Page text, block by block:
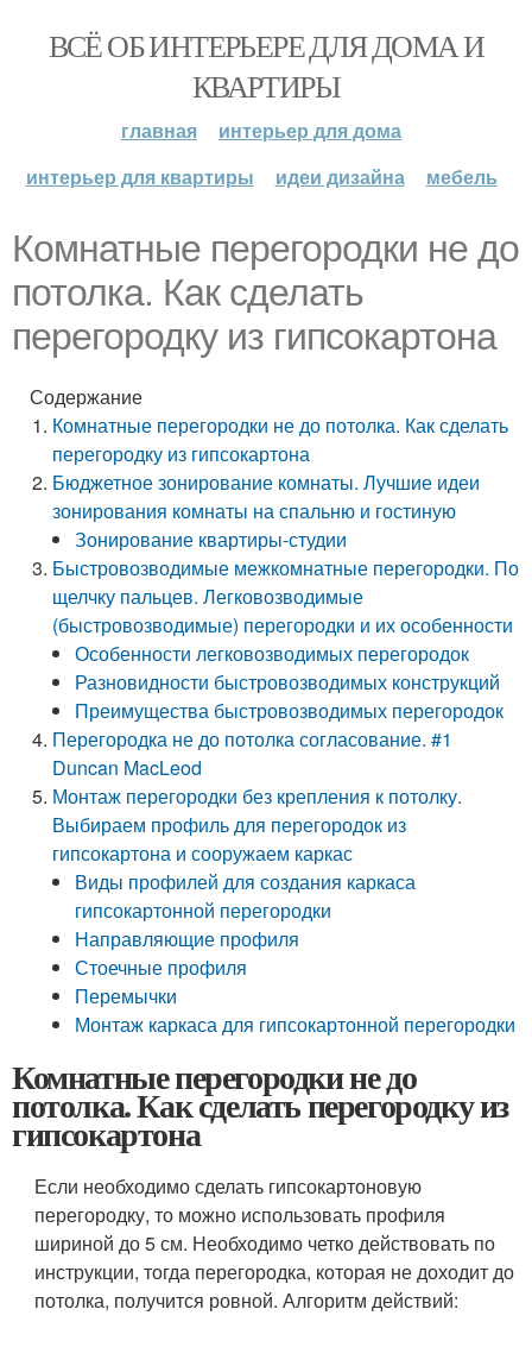
ВСЁ ОБ ИНТЕРЬЕРЕ ДЛЯ ДОМА И
КВАРТИРЫ
главная
интерьер для дома
интерьер для квартиры
идеи дизайна мебель
Комнатные перегородки не до
потолка. Как сделать
перегородку из гипсокартона
Содержание
Комнатные перегородки не до потолка. Как сделать
перегородку из гипсокартона
Бюджетное зонирование комнаты. Лучшие идеи
зонирования комнаты на спальню и гостиную
Зонирование квартиры-студии
Быстровозводимые межкомнатные перегородки. По
щелчку пальцев. Легковозводимые
(быстровозводимые) перегородки и их особенности
Особенности легковозводимых перегородок
Разновидности быстровозводимых конструкций
Преимущества быстровозводимых перегородок
Перегородка не до потолка согласование. #1
Duncan MacLeod
Монтаж перегородки без крепления к потолку.
Выбираем профиль для перегородок из
гипсокартона и сооружаем каркас
Виды профилей для создания каркаса
гипсокартонной перегородки
Направляющие профиля
Стоечные профиля
Перемычки
Монтаж каркаса для гипсокартонной перегородки
Комнатные перегородки не до
потолка. Как сделать перегородку из
гипсокартона
Если необходимо сделать гипсокартоновую
перегородку, то можно использовать профиля
шириной до 5 см. Необходимо четко действовать по
инструкции, тогда перегородка, которая не доходит до
потолка, получится ровной. Алгоритм действий: